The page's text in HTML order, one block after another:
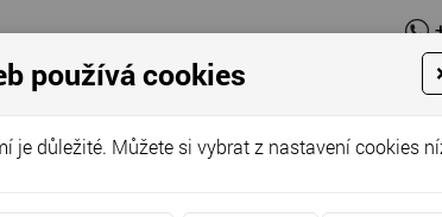
používá cookies
je důležité. Můžete si vybrat z nastavení cookies